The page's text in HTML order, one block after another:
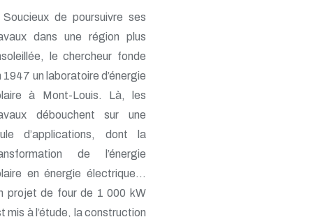
Soucieux de poursuivre ses
dans une région plus
le chercheur fonde
1947 un laboratoire d’énergie
à Mont-Louis. Là, les
débouchent sur une
d’applications, dont la
de l’énergie
en énergie électrique…
projet de four de 1 000 kW
mis à l’étude, la construction